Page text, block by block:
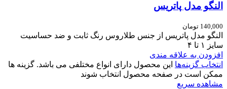
النگو مدل پاتریس
140,000 تومان
النگو مدل پاتریس از جنس طلاروس رنگ ثابت و ضد حساسیت
سایز ۱ تا ۴
افزودن به علاقه مندی
انتخاب گزینه‌ها این محصول دارای انواع مختلفی می باشد. گزینه ها
ممکن است در صفحه محصول انتخاب شوند
مشاهده سریع